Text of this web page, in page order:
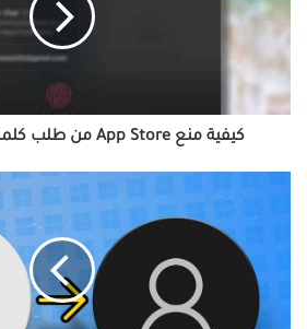
على
كيفية منع App Store من طلب كلمة المرور على iPad
حسابات
المستخدمين